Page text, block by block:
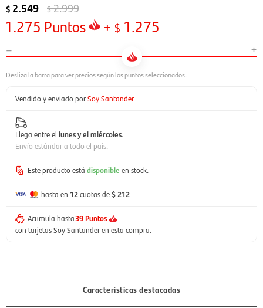
$ 2.549 $2.999
1.275 Puntos + $ 1.275
- +
Vendido y enviado porSoy Santander
Llega entre el lunes y el miércoles.
Envío estándar a todo el país.
Este producto está disponible en stock.
hasta en 12cuotas de$ 212
Acumula hasta39 Puntos
con tarjetas Soy Santander en esta compra.
Características destacadas